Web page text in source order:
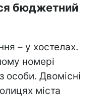
бюджетний
– у хостелах.
номері
особи. Двомісні
міста